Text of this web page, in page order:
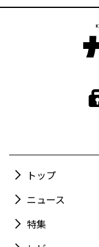
トップ
ニュース
特集